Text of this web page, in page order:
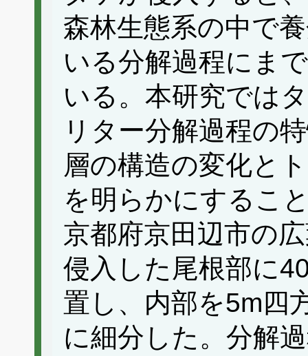
森林生態系の中で
いる分解過程にま
いる。本研究では
リター分解過程の
層の構造の変化と
を明らかにするこ
京都府京田辺市の
侵入した尾根部に
置し、内部を5m四
に細分した。分解